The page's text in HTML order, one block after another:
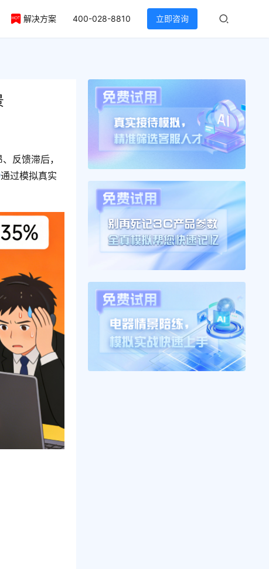
解决方案 400-028-8810 立即咨询
反馈滞后，
通过模拟真实